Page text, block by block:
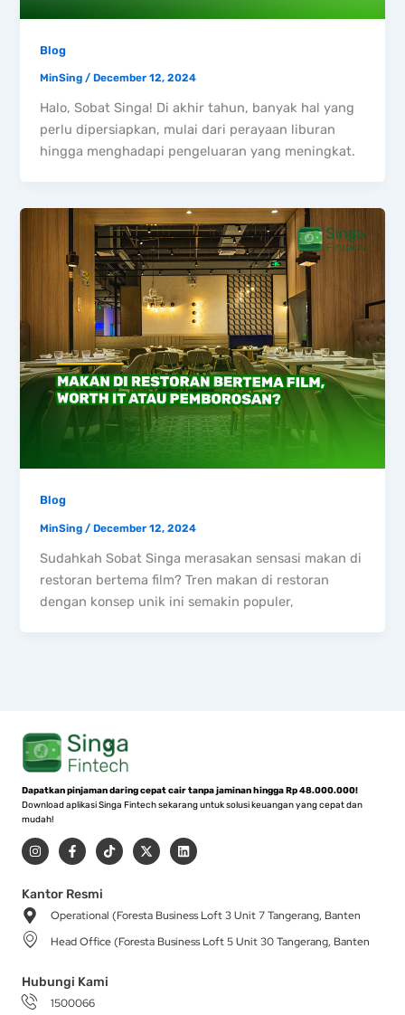
Blog
MinSing/December 12, 2024
Halo, Sobat Singa! Di akhir tahun, banyak hal yang
perlu dipersiapkan, mulai dari perayaan liburan
hingga menghadapi pengeluaran yang meningkat.
Blog
MinSing/December 12, 2024
Sudahkah Sobat Singa merasakan sensasi makan di
restoran bertema film? Tren makan di restoran
dengan konsep unik ini semakin populer,
Dapatkan pinjaman daring cepat cair tanpa jaminan hingga Rp 48.000.000!
Download aplikasi Singa Fintech sekarang untuk solusi keuangan yang cepat dan
mudah!
I
n
s
a
g
r
a
m
F
a
c
b
o
-
T
i
k
X
-
t
t
r
L
i
n
i
Kantor Resmi
Operational (Foresta Business Loft 3 Unit 7 Tangerang, Banten
Head Office (Foresta Business Loft 5 Unit 30 Tangerang, Banten
Hubungi Kami
1500066